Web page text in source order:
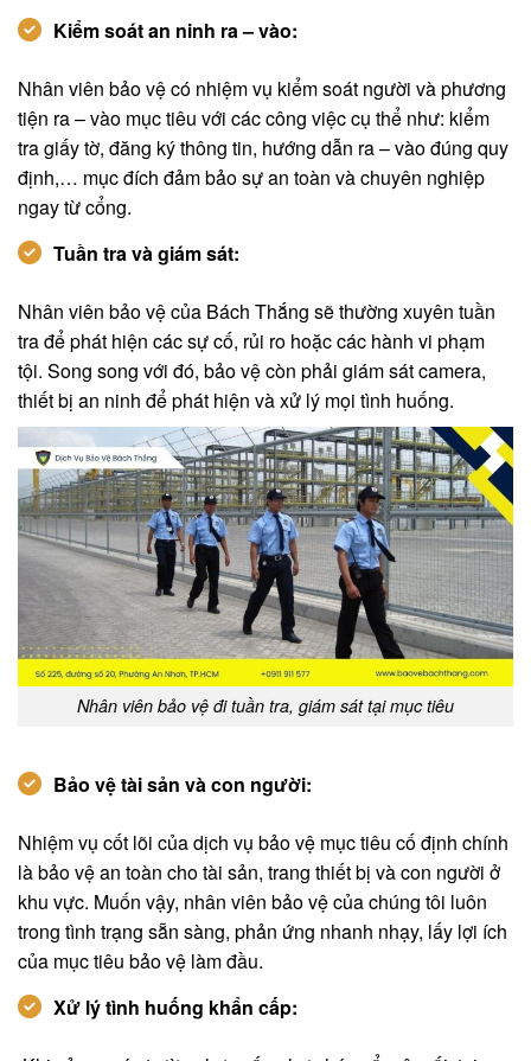
Kiểm soát an ninh ra – vào:
Nhân viên bảo vệ có nhiệm vụ kiểm soát người và phương
tiện ra – vào mục tiêu với các công việc cụ thể như: kiểm
tra giấy tờ, đăng ký thông tin, hướng dẫn ra – vào đúng quy
định,… mục đích đảm bảo sự an toàn và chuyên nghiệp
ngay từ cổng.
Tuần tra và giám sát:
Nhân viên bảo vệ của Bách Thắng sẽ thường xuyên tuần
tra để phát hiện các sự cố, rủi ro hoặc các hành vi phạm
tội. Song song với đó, bảo vệ còn phải giám sát camera,
thiết bị an ninh để phát hiện và xử lý mọi tình huống.
Nhân viên bảo vệ đi tuần tra, giám sát tại mục tiêu
Bảo vệ tài sản và con người:
Nhiệm vụ cốt lõi của dịch vụ bảo vệ mục tiêu cố định chính
là bảo vệ an toàn cho tài sản, trang thiết bị và con người ở
khu vực. Muốn vậy, nhân viên bảo vệ của chúng tôi luôn
trong tình trạng sẵn sàng, phản ứng nhanh nhạy, lấy lợi ích
của mục tiêu bảo vệ làm đầu.
Xử lý tình huống khẩn cấp: